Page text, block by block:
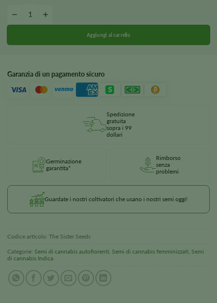
Garanzia di un pagamento sicuro
Spedizione
gratuita
sopra i 99
dollari
Germinazione
garantita*
Rimborso
senza
problemi
Guardate i nostri coltivatori che usano i nostri semi oggi!
Codice articolo: The Sister Seeds
Categorie: Semi di cannabis autofiorenti Semi di cannabis femminizzati Semi
di cannabis Indica